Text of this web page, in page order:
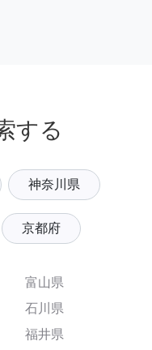
する
神奈川県
京都府
富山県
石川県
福井県